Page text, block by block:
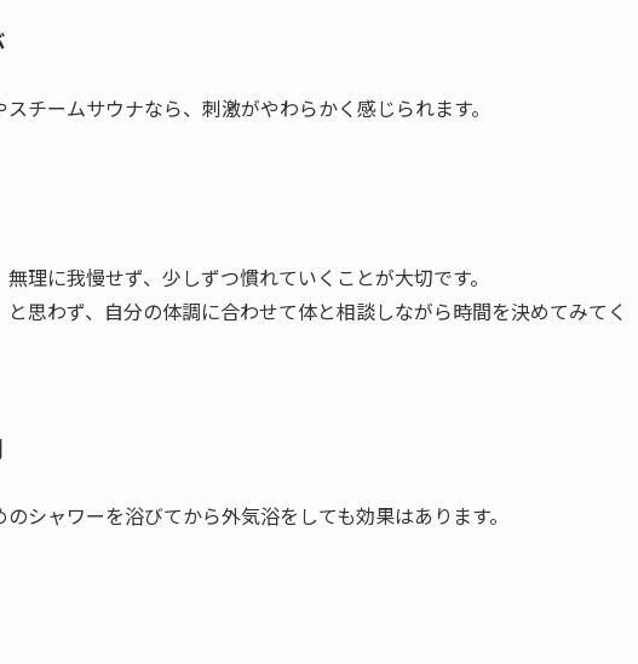
チームサウナなら、刺激がやわらかく感じられます。
理に我慢せず、少しずつ慣れていくことが大切です。
思わず、自分の体調に合わせて体と相談しながら時間を決めてみてく
シャワーを浴びてから外気浴をしても効果はあります。